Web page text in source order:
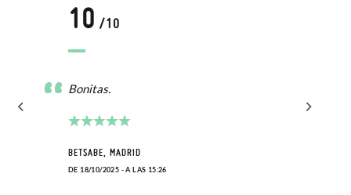
10 /10
Bonitas.
BETSABE, MADRID
DE 18/10/2025 - A LAS 15:26